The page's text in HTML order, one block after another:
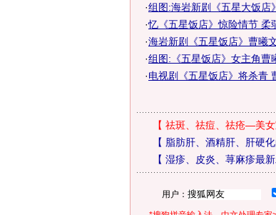
·组图:海岩新剧《五星大饭店
·忆《五星饭店》惊险情节 柔
·海岩新剧《五星饭店》曹曦
·组图:《五星饭店》女主角曹
·电视剧《五星饭店》将杀青
【 祛斑、祛痘、祛疮—美女
【 脂肪肝、酒精肝、肝硬
【 湿疹、皮炎、荨麻疹最
用户：